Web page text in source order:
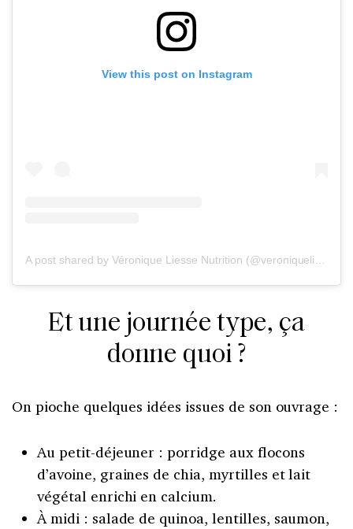
View this post on Instagram
Et une journée type, ça
donne quoi ?
On pioche quelques idées issues de son ouvrage :
Au petit-déjeuner : porridge aux flocons
d’avoine, graines de chia, myrtilles et lait
végétal enrichi en calcium.
À midi : salade de quinoa, lentilles, saumon,